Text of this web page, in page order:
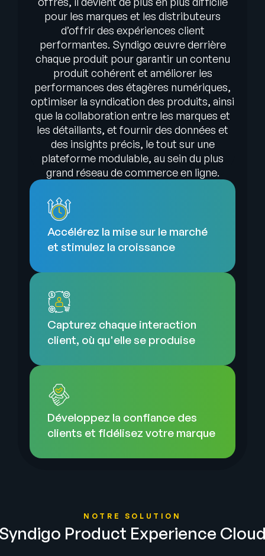
pour les marques et les distributeurs
d’offrir des expériences client
performantes. Syndigo œuvre derrière
chaque produit pour garantir un contenu
produit cohérent et améliorer les
performances des étagères numériques,
optimiser la syndication des produits, ainsi
que la collaboration entre les marques et
les détaillants, et fournir des données et
des insights précis, le tout sur une
plateforme modulable, au sein du plus
grand réseau de commerce en ligne.
Accélérez la mise sur le marché
et stimulez la croissance
Capturez chaque interaction
client, où qu'elle se produise
Développez la confiance des
clients et fidélisez votre marque
NOTRE SOLUTION
Product Experience